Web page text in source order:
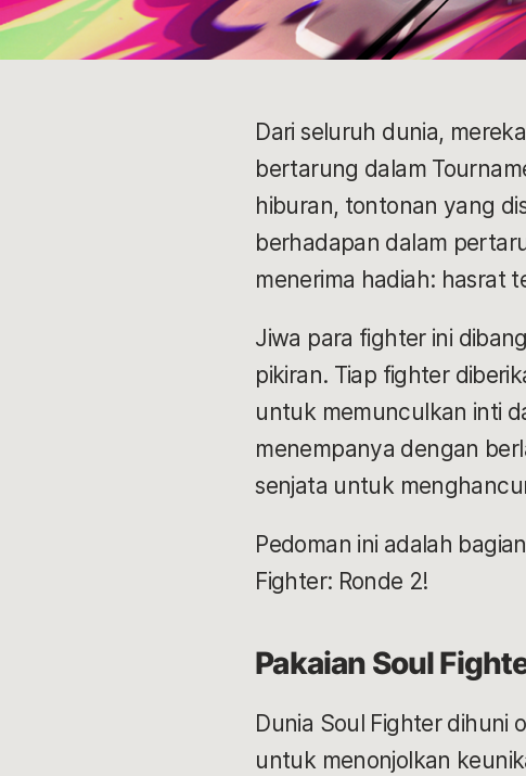
Dari seluruh dunia,
bertarung dalam
hiburan, tontonan yang
berhadapan dalam
menerima hadiah: hasrat
Jiwa para fighter ini
pikiran. Tiap fighter
untuk memunculkan inti
menempanya dengan
senjata untuk
Pedoman ini adalah
Fighter: Ronde 2!
Pakaian Soul
Dunia Soul Fighter dihuni
untuk menonjolkan